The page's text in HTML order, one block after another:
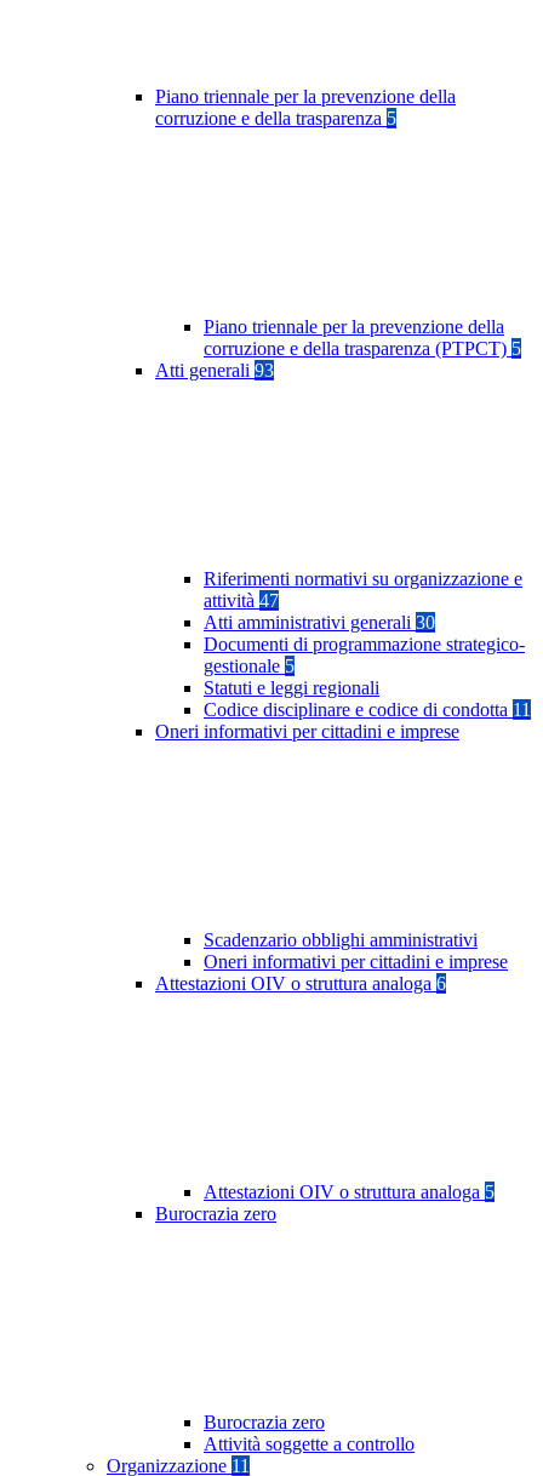
Piano triennale per la prevenzione della
corruzione e della trasparenza 5
Piano triennale per la prevenzione della
corruzione e della trasparenza (PTPCT) 5
Atti generali 93
Riferimenti normativi su organizzazione e
attività 47
Atti amministrativi generali 30
Documenti di programmazione strategico-
gestionale 5
Statuti e leggi regionali
Codice disciplinare e codice di condotta 11
Oneri informativi per cittadini e imprese
Scadenzario obblighi amministrativi
Oneri informativi per cittadini e imprese
Attestazioni OIV o struttura analoga 6
Attestazioni OIV o struttura analoga 5
Burocrazia zero
Burocrazia zero
Attività soggette a controllo
Organizzazione 11